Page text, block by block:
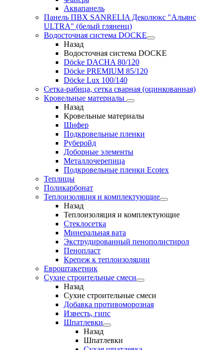
Аквапанель
Панель ПВХ SANRELIA Деколюкс "Альянс
ULTRA" (белый гляненц)
Водосточная система DOCKE
Назад
Водосточная система DOCKE
Döсkе DACHA 80/120
Döcke PREMIUM 85/120
Döсkе Luх 100/140
Сетка-рабица, сетка сварная (оцинкованная)
Кровельные материалы
Назад
Кровельные материалы
Шифер
Подкровельные пленки
Руберойд
Доборные элементы
Металлочерепица
Подкровельные пленки Ecotex
Теплицы
Поликарбонат
Теплоизоляция и комплектующие
Назад
Теплоизоляция и комплектующие
Стеклосетка
Минеральная вата
Экструдированный пенополистирол
Пенопласт
Крепеж к теплоизоляции
Евроштакетник
Сухие строительные смеси
Назад
Сухие строительные смеси
Добавка противоморозная
Известь, гипс
Шпатлевки
Назад
Шпатлевки